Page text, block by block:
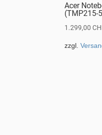
Acer
(TMP215-
1.299,00
zzgl.